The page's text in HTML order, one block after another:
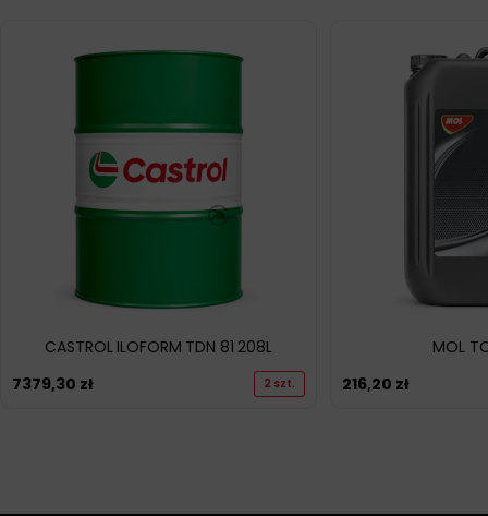
CASTROL ILOFORM TDN 81 208L
7379,30 zł 2 szt.
MOL
216,20 zł